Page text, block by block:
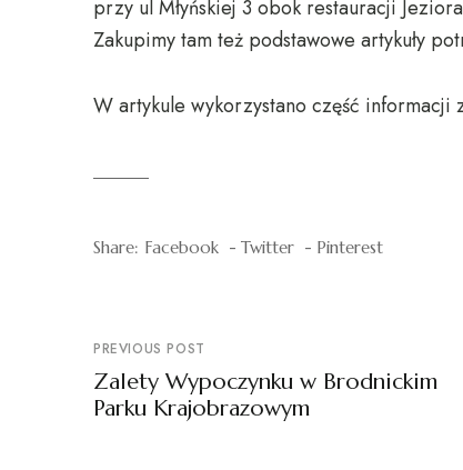
przy ul Młyńskiej 3 obok restauracji
Zakupimy tam też podstawowe artykuły
W artykule wykorzystano część informacji
Share: Facebook Twitter Pinterest
PREVIOUS POST
Zalety Wypoczynku w Brodnickim
Parku Krajobrazowym